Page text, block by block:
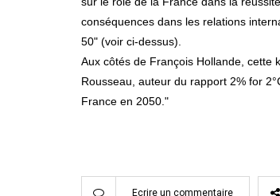
conséquences dans les relations
50" (voir ci-dessus).
Aux côtés de François Hollande, cette
Rousseau, auteur du rapport 2% for
France en 2050."
Ecrire un commentaire